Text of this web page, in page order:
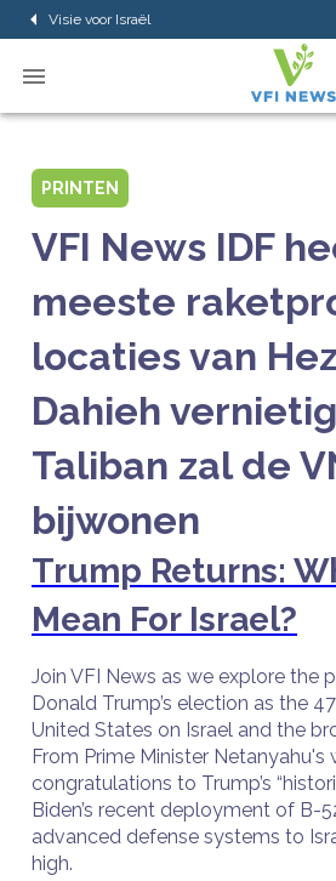
Visie voor Israël
PRINTEN
VFI News IDF
meeste
locaties van
Dahieh
Taliban zal de
bijwonen
Trump Returns:
Mean For Israel?
Join VFI News as we explore the
Donald Trump’s election as the
United States on Israel and the
From Prime Minister Netanyahu's
congratulations to Trump’s
Biden’s recent deployment of B-
advanced defense systems to
high.